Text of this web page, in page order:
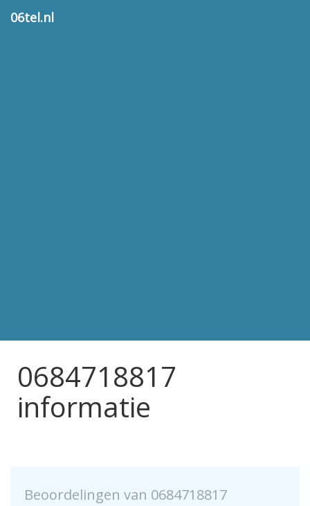
06tel.nl
0684718817
informatie
Beoordelingen van 0684718817